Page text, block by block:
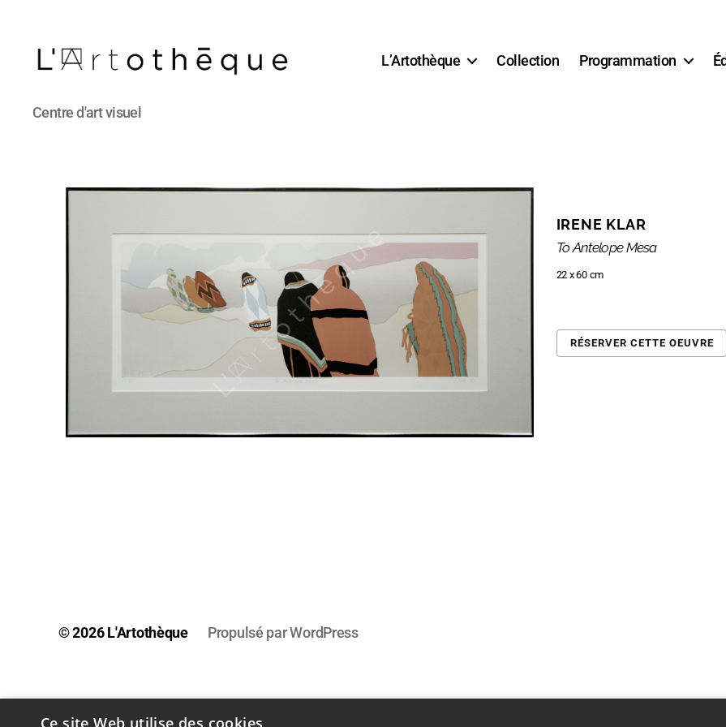
L'Artothèque
Centre d'art visuel
L’Artothèque Collection Programmation
IRENE KLAR
To Antelope Mesa
22 x 60 cm
RÉSERVER CETTE OEUVRE
© 2026L'Artothèque Propulsé par WordPress
Ce site Web utilise des cookies